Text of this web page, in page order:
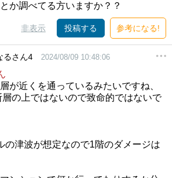
か調べてる方いますか？？
非表示 投稿する 参考になる!
るさん4 2024/08/09 10:48:06
が近くを通っているみたいですね、
の上ではないので致命的ではないで
の津波が想定なので1階のダメージは